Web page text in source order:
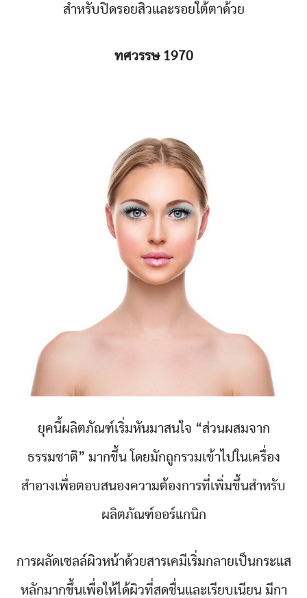
สำหรับปิดรอยสิวและรอยใต้ตาด้วย
ทศวรรษ 1970
ยุคนี้ผลิตภัณฑ์เริ่มหันมาสนใจ “ส่วนผสมจาก
ธรรมชาติ” มากขึ้น โดยมักถูกรวมเข้าไปในเครื่อง
สำอางเพื่อตอบสนองความต้องการที่เพิ่มขึ้นสำหรับ
ผลิตภัณฑ์ออร์แกนิก
การผลัดเซลล์ผิวหน้าด้วยสารเคมีเริ่มกลายเป็นกระแส
หลักมากขึ้นเพื่อให้ได้ผิวที่สดชื่นและเรียบเนียน มีกา